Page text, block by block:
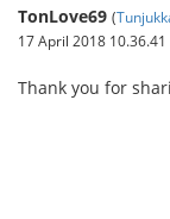
TonLove69 (
17 April 2018 10.36.41
Thank you for